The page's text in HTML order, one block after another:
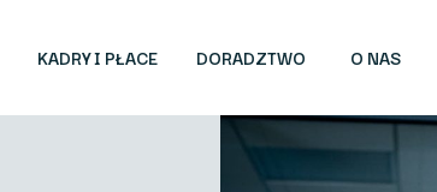
KADRY I PŁACE DORADZTWO O NAS